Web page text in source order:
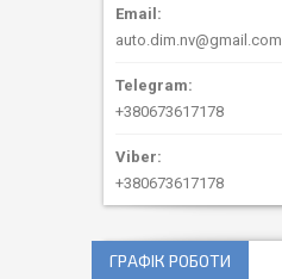
auto.dim.nv@gmail.com
+380673617178
+380673617178
ГРАФІК РОБОТИ